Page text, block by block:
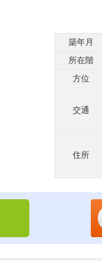
築年月
所在階
方位
交通
住所